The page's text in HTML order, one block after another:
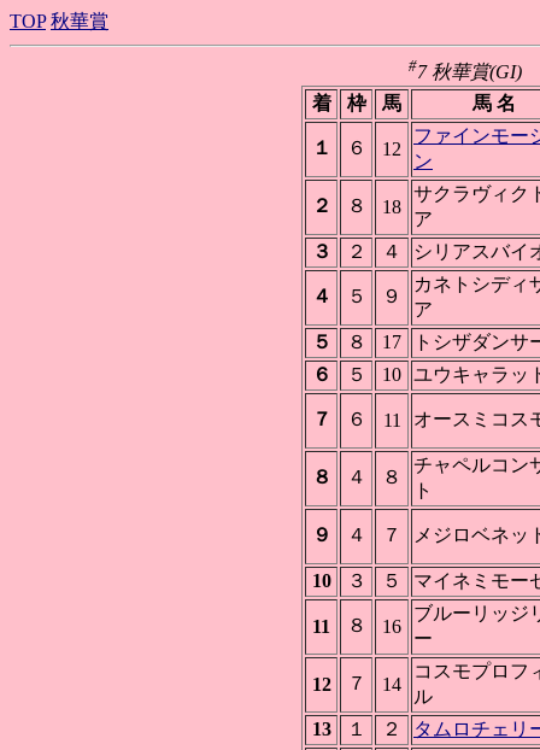
TOP 秋華賞
#7 秋華賞(GI)
着
枠 馬 馬 名
１ ６ 12
ファインモー
ン
２ ８ 18
サクラヴィク
ア
３
２ ４ シリアスバイ
４ ５ ９
カネトシディ
ア
５
８ 17
トシザダンサ
６
５ 10 ユウキャラッ
７ ６ 11 オースミコス
８ ４ ８
チャペルコン
ト
９ ４ ７ メジロベネッ
10 ３ ５ マイネミモー
11 ８ 16
ブルーリッジ
ー
12 ７ 14
コスモプロフ
ル
13
１ ２
タムロチェリ